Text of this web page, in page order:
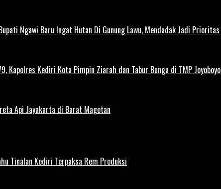
Ngawi Baru Ingat Hutan Di Gunung Lawu, Mendadak Jadi Prioritas
Kapolres Kediri Kota Pimpin Ziarah dan Tabur Bunga di TMP Joyoboyo
Api Jayakarta di Barat Magetan
Tinalan Kediri Terpaksa Rem Produksi